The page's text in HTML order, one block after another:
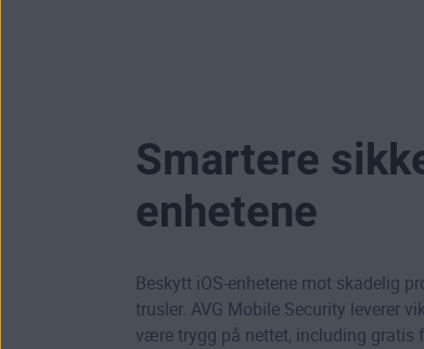
Smartere
enhetene
Beskytt iOS-enhetene mot skadelig
trusler. AVG Mobile Security leverer
være trygg på nettet, including gratis